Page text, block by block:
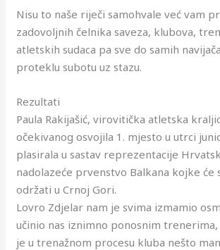
Nisu to naše riječi samohvale već vam
zadovoljnih čelnika saveza, klubova,
atletskih sudaca pa sve do samih
proteklu subotu uz stazu.
Rezultati
Paula Rakijašić, virovitička atletska
očekivanog osvojila 1. mjesto u utrci
plasirala u sastav reprezentacije
nadolazeće prvenstvo Balkana kojke će
održati u Crnoj Gori.
Lovro Zdjelar nam je svima izmamio
učinio nas iznimno ponosnim
je u trenažnom procesu kluba nešto